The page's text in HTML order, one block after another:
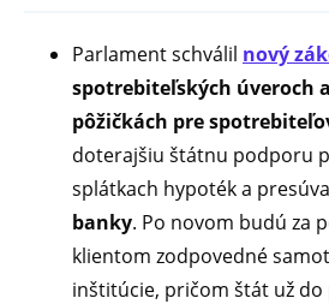
Parlament schválil nový
spotrebiteľských úveroch
pôžičkách pre
doterajšiu štátnu podporu
splátkach hypoték a
banky. Po novom budú za
klientom zodpovedné
inštitúcie, pričom štát už